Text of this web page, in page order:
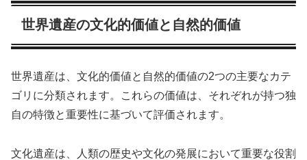
世界遺産の文化的価値と自然的価値
世界遺産は、文化的価値と自然的価値の2つの主要なカテ
ゴリに分類されます。これらの価値は、それぞれが持つ独
自の特徴と重要性に基づいて評価されます。
文化遺産は、人類の歴史や文化の発展において重要な役割